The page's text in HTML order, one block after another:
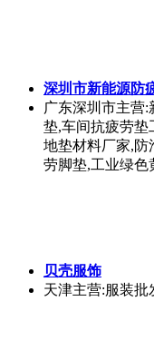
深圳市新能源防
广东深圳市主营:
垫,车间抗疲劳垫
地垫材料厂家,防
劳脚垫,工业绿色
贝壳服饰
天津主营:服装批